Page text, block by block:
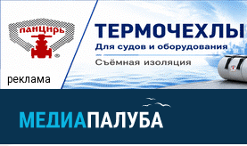
реклама